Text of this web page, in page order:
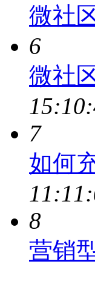
微社
6
微社
7
如何
8
营销